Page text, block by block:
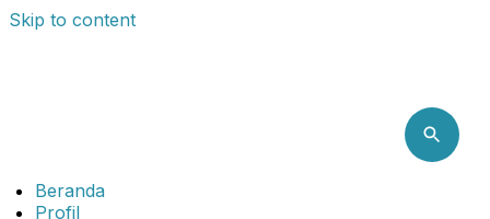
Skip to content
Beranda
Profil